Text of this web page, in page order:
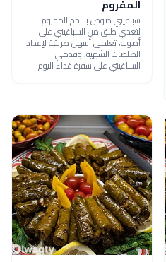
المفروم
سباغيتي صوص باللحم المفروم ..
لتعدي طبق من السباغيتي على
أصوله، تعلمي أسهل طريقة لإعداد
الصلصات الشهية، وقدمي
السباغيتي على سفرة غداء اليوم